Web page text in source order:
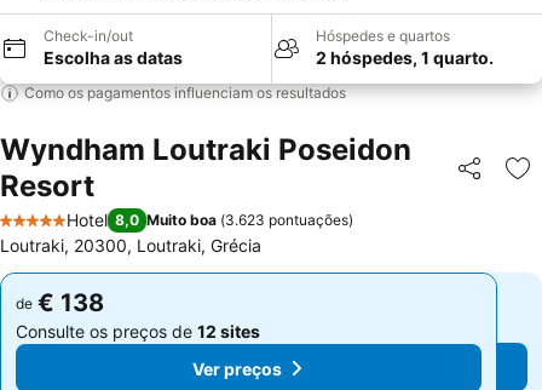
Check-in/out
Escolha as datas
Hóspedes e quartos
2 hóspedes, 1 quarto.
Como os pagamentos influenciam os resultados
Wyndham Loutraki Poseidon
Resort
Partilhar
5 Estrelas
Hotel 8,0 Muito boa (3.623 pontuações)
Loutraki, 20300, Loutraki, Grécia
de € 138
Consulte os preços de 12 sites
Ver preços
de € 138
Consulte os preços de 12 sites
Ver preços